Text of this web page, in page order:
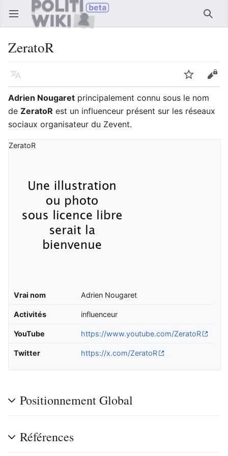
Ouvrir le menu principal
ZeratoR
Langue Suivre
Adrien Nougaret principalement connu sous le nom
de ZeratoR est un influenceur présent sur les réseaux
sociaux organisateur du Zevent.
ZeratoR
Vrai nom Adrien Nougaret
Activités influenceur
YouTube https://www.youtube.com/ZeratoR
Twitter https://x.com/ZeratoR
Positionnement Global
Références